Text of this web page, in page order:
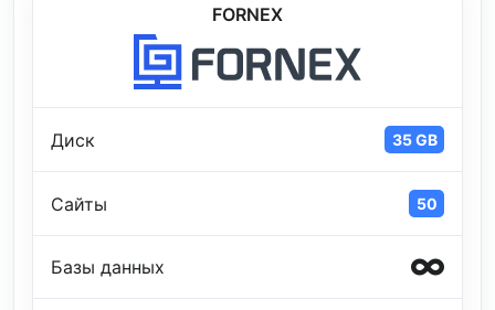
FORNEX
Диск 35 GB
Сайты 50
Базы данных